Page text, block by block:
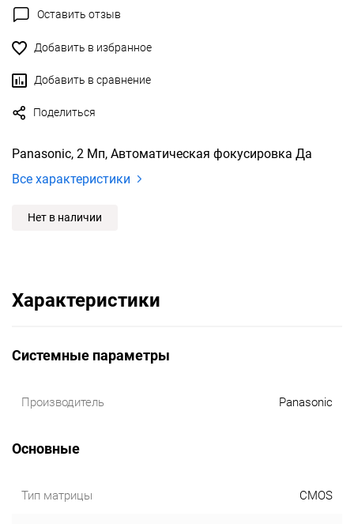
Оставить отзыв
Добавить в избранное
Добавить в сравнение
Поделиться
Panasonic, 2 Мп, Автоматическая фокусировка Да
Все характеристики
Нет в наличии
Характеристики
Системные параметры
Производитель Panasonic
Основные
Тип матрицы CMOS